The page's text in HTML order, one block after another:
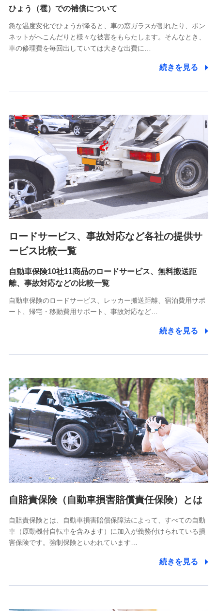
供し、金融商品等の契約を勧奨するため
アンケートやキャンペーン等の実施のため
上記に係る連絡・手続き・管理等付帯業務を行うため
5.通話録音にて取得する情報
7.社員（従業者）の個人情報
人事･勤怠･健康・労務等の管理、給与支給、福利厚生・採用
退職関連処理等の各種手続きのため、当社と従業員または従
業員同士の連絡のため
8.取引先個人情報
取引先としての選定業務、営業情報の提供業務、契約締結手
続き業務、取引管理業務、およびこれらに準ずる業務の遂行
のため
9.お問い合わせ情報
各種お問い合わせに対応するため
10.受託業務の 個人情報
受託業務の遂行およびこれらに準ずる業務の遂行のため
11.マイカー通勤管理クラウド並びに法人向けASPサー
をお送りするため
分析するため
当社の対応品質向上やお問い合わせ内容の正確な把握のため
個人情報保護管理者の職名、連絡先
株式会社ドコモ・インシュアランス 営業部長
〒103-0013 東京都中央区日本橋人形町2-14-10 アーバン
ネット日本橋ビル 3F
株式会社ドコモ・インシュアランス
個人情報の第三者提供について
除き、第三者に提供いたしません。
業務の委託
当社は利用目的の達成に必要な範囲内において個人情報の取
ひょう（雹）での補償について
急な温度変化でひょうが降ると、車の窓ガラスが割れたり、ボン
ネットがへこんだりと様々な被害をもらたします。そんなとき、
車の修理費を毎回出していては大きな出費に…
続きを見る
ロードサービス、事故対応など各社の提供サ
ービス比較一覧
自動車保険10社11商品のロードサービス、無料搬送距
離、事故対応などの比較一覧
自動車保険のロードサービス、レッカー搬送距離、宿泊費用サポ
ート、帰宅・移動費用サポート、事故対応など…
続きを見る
自賠責保険（自動車損害賠償責任保険）とは
自賠責保険とは、自動車損害賠償保障法によって、すべての自動
車（原動機付自転車を含みます）に加入が義務付けられている損
害保険です。強制保険といわれています…
続きを見る